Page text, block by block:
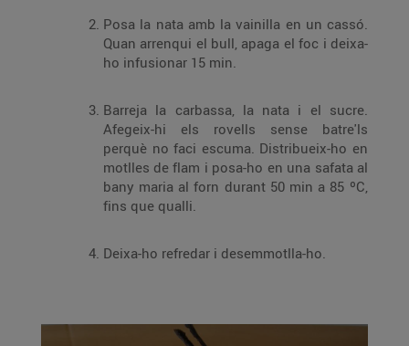
Posa la nata amb la vainilla en un cassó.
Quan arrenqui el bull, apaga el foc i deixa-
ho infusionar 15 min.
Barreja la carbassa, la nata i el sucre.
Afegeix-hi els rovells sense batre'ls
perquè no faci escuma. Distribueix-ho en
motlles de flam i posa-ho en una safata al
bany maria al forn durant 50 min a 85 ºC,
fins que qualli.
Deixa-ho refredar i desemmotlla-ho.